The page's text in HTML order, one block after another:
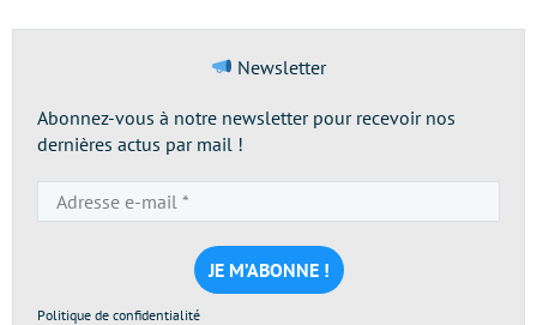
Newsletter
Abonnez-vous à notre newsletter pour recevoir nos
dernières actus par mail !
e-
mail
*
Politique de confidentialité